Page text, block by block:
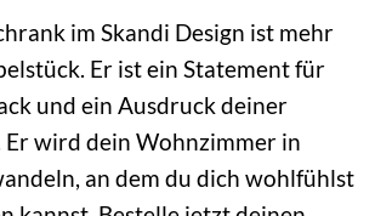
im Skandi Design ist mehr
Er ist ein Statement für
und ein Ausdruck deiner
Er wird dein Wohnzimmer in
an dem du dich wohlfühlst